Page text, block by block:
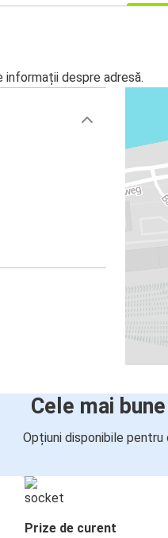
despre adresă.
Cele mai
Opțiuni disponibile
Prize de curent